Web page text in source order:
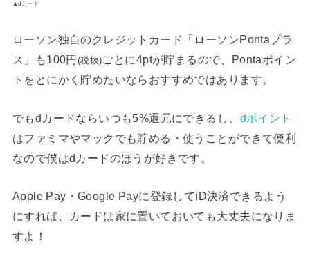
▲dカード
ローソン独自のクレジットカード「ローソンPontaプラ
ス」も100円 (税抜)ごとに4ptが貯まるので、Pontaポイン
トをとにかく貯めたいならおすすめではあります。
でもdカードならいつも5%還元にできるし、 dポイント
はファミマやマックでも貯める・使うことができて便利
なので僕はdカードのほうが好きです。
Apple Pay・Google Payに登録してiD決済できるよう
にすれば、カードは家に置いておいても大丈夫になりま
すよ！